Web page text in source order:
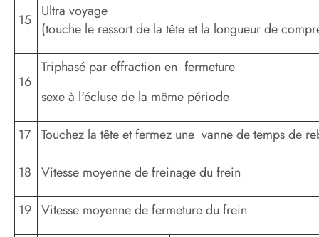
15 Ultra voyage
(touche le ressort de la tête et la longueur de
16
Triphasé par effraction en fermeture
sexe à l'écluse de la même période
17 Touchez la tête et fermez une vanne de temps de
18 Vitesse moyenne de freinage du frein
19 Vitesse moyenne de fermeture du frein